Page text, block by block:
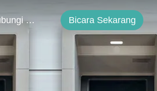
Hubungi Kami Bicara Sekarang